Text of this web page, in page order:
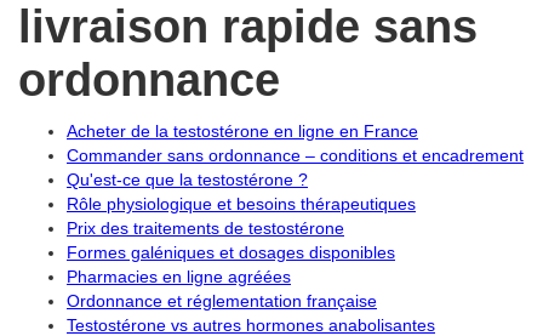
livraison rapide sans
ordonnance
Acheter de la testostérone en ligne en France
Commander sans ordonnance – conditions et encadrement
Qu'est-ce que la testostérone ?
Rôle physiologique et besoins thérapeutiques
Prix des traitements de testostérone
Formes galéniques et dosages disponibles
Pharmacies en ligne agréées
Ordonnance et réglementation française
Testostérone vs autres hormones anabolisantes